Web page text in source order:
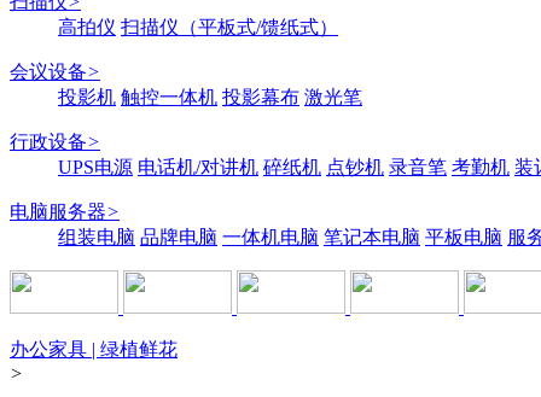
高拍仪 扫描仪（平板式/馈纸式）
会议设备>
投影机 触控一体机 投影幕布 激光笔
行政设备>
UPS电源 电话机/对讲机 碎纸机 点钞机 录音笔 考勤机 装
电脑服务器>
组装电脑 品牌电脑 一体机电脑 笔记本电脑 平板电脑 服
办公家具 | 绿植鲜花
>